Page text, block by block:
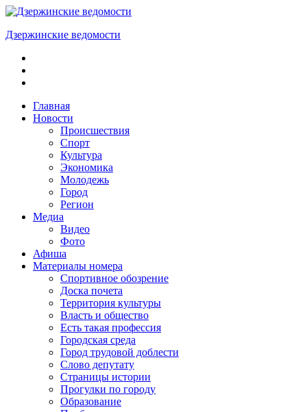
Skip
content
Дзержинские ведомости
ОБЩЕСТВЕННО-
ПОЛИТИЧЕСКАЯ
ГАЗЕТАГлавная
Новости
Происшествия
Спорт
Культура
Экономика
Молодежь
Город
Регион
Медиа
Видео
Фото
Афиша
Материалы номера
Спортивное обозрение
Доска почета
Территория культуры
Власть и общество
Есть такая профессия
Городская среда
Город трудовой доблести
Слово депутату
Страницы истории
Прогулки по городу
Образование